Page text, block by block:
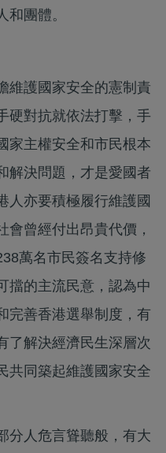
團體。
維護國家安全的憲制責
硬對抗就依法打擊，手
家主權安全和市民根本
解決問題，才是愛國者
人亦要積極履行維護國
會曾經付出昂貴代價，
萬名市民簽名支持修
擋的主流民意，認為中
完善香港選舉制度，有
了解決經濟民生深層次
共同築起維護國家安全
分人危言聳聽般，有大